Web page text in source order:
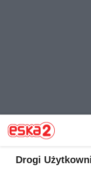
Drogi